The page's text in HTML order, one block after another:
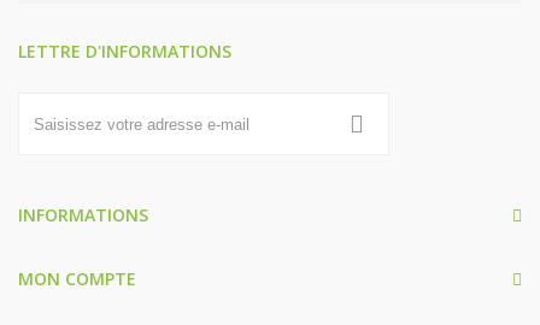
LETTRE D'INFORMATIONS
INFORMATIONS
MON COMPTE